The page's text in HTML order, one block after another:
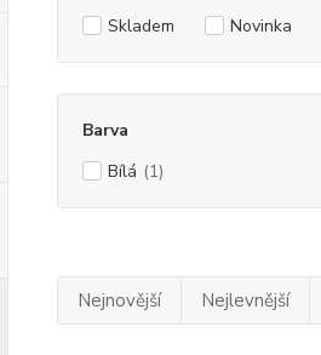
Skladem Novinka
Barva
Bílá (1)
Nejnovější Nejlevnější